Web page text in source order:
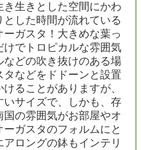
生きとした空間にかわ
とした時間が流れている
ガスタ！大きめな葉っ
でトロピカルな雰囲気
どの吹き抜けのある場
などをドドーンと設置
ることがありますが、
いサイズで、しかも、存
の雰囲気がお部屋やオ
ガスタのフォルムにと
ロングの鉢もインテリ